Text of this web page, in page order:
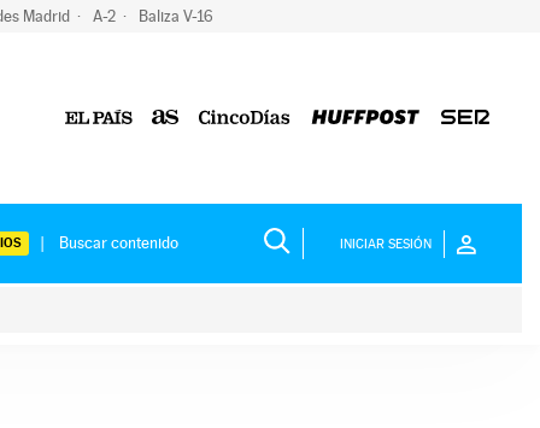
Madrid A-2 Baliza V-16
INICIAR SESIÓN